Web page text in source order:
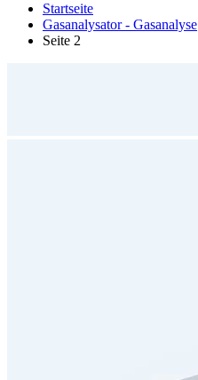
Startseite
Gasanalysator - Gasanalyse
Seite 2